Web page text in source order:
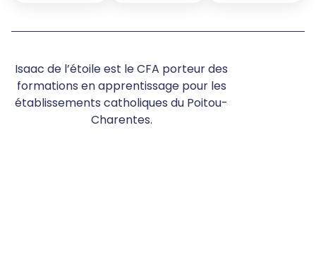
Isaac de l’étoile est le CFA porteur des
formations en apprentissage pour les
établissements catholiques du Poitou-
Charentes.